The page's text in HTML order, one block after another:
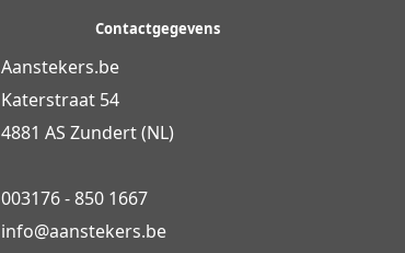
Contactgegevens
Aanstekers.be
Katerstraat 54
4881 AS Zundert (NL)
003176 - 850 1667
info@aanstekers.be